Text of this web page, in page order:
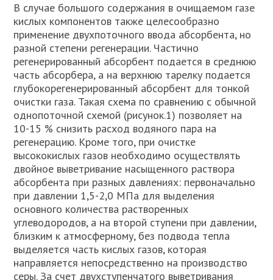
В случае большого содержания в очищаемом газе
кислых компонентов также целесообразно
применение двухпоточного ввода абсорбента, но
разной степени регенерации. Частично
регенерированный абсорбент подается в среднюю
часть абсорбера, а на верхнюю тарелку подается
глубокорегенерированный абсорбент для тонкой
очистки газа. Такая схема по сравнению с обычной
однопоточной схемой (рисунок.1) позволяет на
10-15 % снизить расход водяного пара на
регенерацию. Кроме того, при очистке
высококислых газов необходимо осуществлять
двойное выветривание насыщенного раствора
абсорбента при разных давлениях: первоначально
при давлении 1,5-2,0 МПа для выделения
основного количества растворенных
углеводородов, а на второй ступени при давлении,
близким к атмосферному, без подвода тепла
выделяется часть кислых газов, которая
направляется непосредственно на производство
серы. За счет двухступенчатого выветривания